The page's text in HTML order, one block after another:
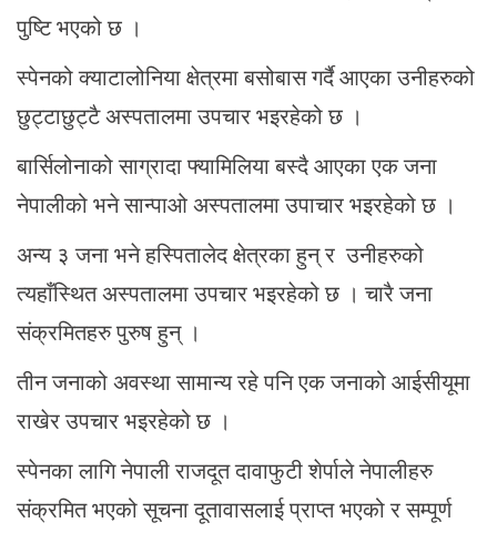
पुष्टि भएको छ ।
स्पेनको क्याटालोनिया क्षेत्रमा बसोबास गर्दै आएका उनीहरुको
छुट्टाछुट्टै अस्पतालमा उपचार भइरहेको छ ।
बार्सिलोनाको साग्रादा फ्यामिलिया बस्दै आएका एक जना
नेपालीको भने सान्पाओ अस्पतालमा उपाचार भइरहेको छ ।
अन्य ३ जना भने हस्पितालेद क्षेत्रका हुन् र उनीहरुको
त्यहाँस्थित अस्पतालमा उपचार भइरहेको छ । चारै जना
संक्रमितहरु पुरुष हुन् ।
तीन जनाको अवस्था सामान्य रहे पनि एक जनाको आईसीयूमा
राखेर उपचार भइरहेको छ ।
स्पेनका लागि नेपाली राजदूत दावाफुटी शेर्पाले नेपालीहरु
संक्रमित भएको सूचना दूतावासलाई प्राप्त भएको र सम्पूर्ण